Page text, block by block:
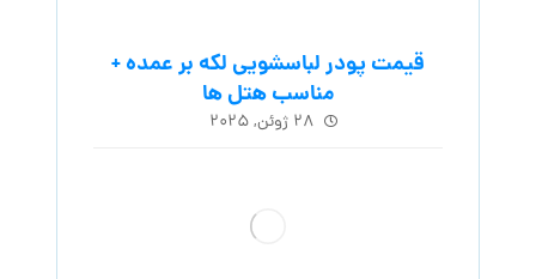
قیمت پودر لباسشویی لکه بر عمده +
مناسب هتل ها
۲۸ ژوئن, ۲۰۲۵